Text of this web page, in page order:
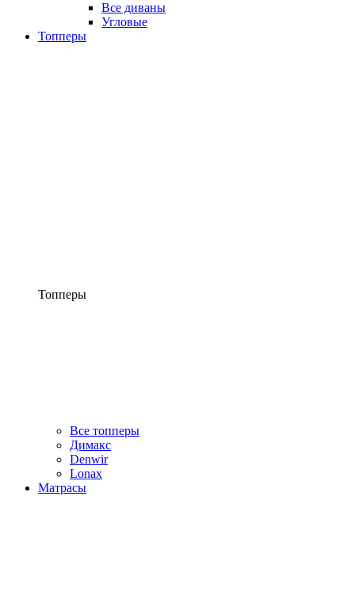
Все диваны
Угловые
Топперы
Топперы
Все топперы
Димакс
Denwir
Lonax
Матрасы